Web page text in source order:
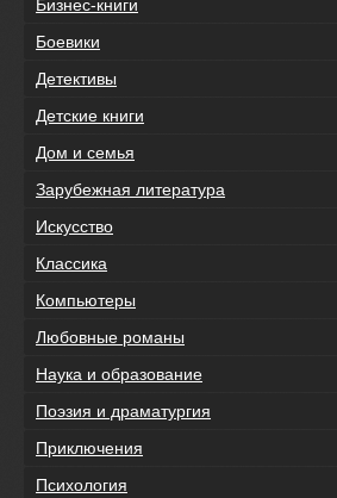
Бизнес-книги
Боевики
Детективы
Детские книги
Дом и семья
Зарубежная литература
Искусство
Классика
Компьютеры
Любовные романы
Наука и образование
Поэзия и драматургия
Приключения
Психология